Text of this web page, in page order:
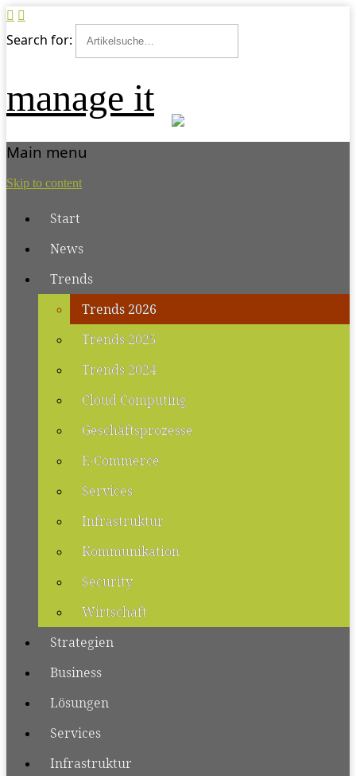
Search for:
manage it
Main menu
Skip to content
Start
News
Trends
Trends 2026
Trends 2025
Trends 2024
Cloud Computing
Geschäftsprozesse
E-Commerce
Services
Infrastruktur
Kommunikation
Security
Wirtschaft
Strategien
Business
Lösungen
Services
Infrastruktur